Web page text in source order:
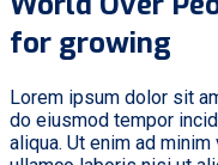
for growing
Lorem ipsum dolor sit
do eiusmod tempor
aliqua. Ut enim ad